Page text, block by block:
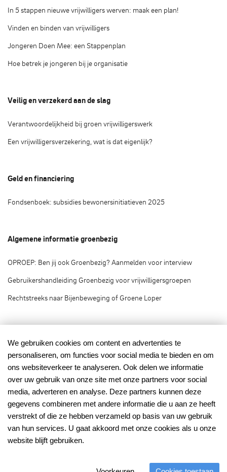
In 5 stappen nieuwe vrijwilligers werven: maak een plan!
Vinden en binden van vrijwilligers
Jongeren Doen Mee: een Stappenplan
Hoe betrek je jongeren bij je organisatie
Veilig en verzekerd aan de slag
Verantwoordelijkheid bij groen vrijwilligerswerk
Een vrijwilligersverzekering, wat is dat eigenlijk?
Geld en financiering
Fondsenboek: subsidies bewonersinitiatieven 2025
Algemene informatie groenbezig
OPROEP: Ben jij ook Groenbezig? Aanmelden voor interview
Gebruikershandleiding Groenbezig voor vrijwilligersgroepen
Rechtstreeks naar Bijenbeweging of Groene Loper
Groenbezig.nl © 2020
Groenbezig.nl is het vrijwilligersplatform van:
Mede mogelijk gemaakt
met financiering van:
We gebruiken cookies om content en advertenties te
personaliseren, om functies voor social media te bieden en om
ons websiteverkeer te analyseren. Ook delen we informatie
over uw gebruik van onze site met onze partners voor social
media, adverteren en analyse. Deze partners kunnen deze
gegevens combineren met andere informatie die u aan ze heeft
verstrekt of die ze hebben verzameld op basis van uw gebruik
van hun services. U gaat akkoord met onze cookies als u onze
website blijft gebruiken.